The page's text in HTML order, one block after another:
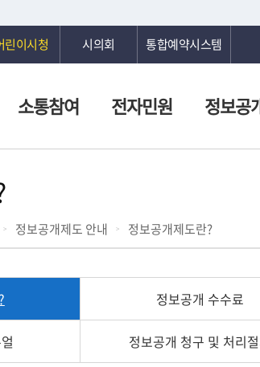
린이시청 시의회 통합예약시스템
소통참여 전자민원 정보공
정보공개제도 안내 정보공개제도란?
정보공개 수수료
정보공개 청구 및 처리